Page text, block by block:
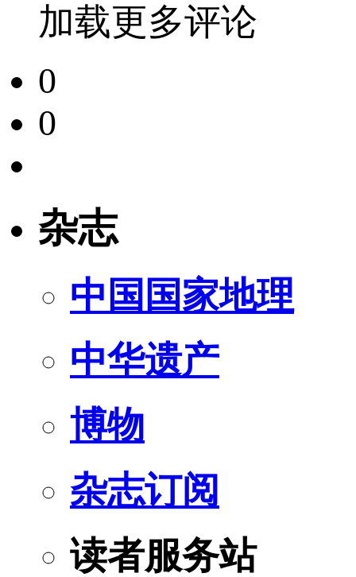
加载更多评论
0
0
杂志
中国国家地理
中华遗产
博物
杂志订阅
读者服务站